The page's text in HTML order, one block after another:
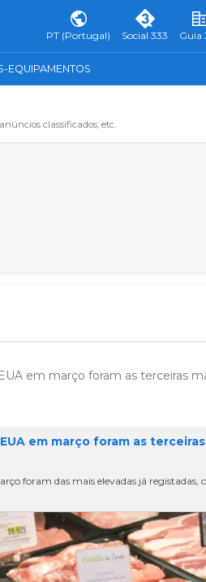
PT (Portugal) Social 333 Guia
EQUIPAMENTOS
classificados, etc.
em março foram as terceiras
em março foram as
foram das mais elevadas já registadas,